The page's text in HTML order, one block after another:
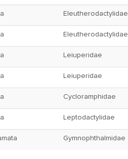
Eleutherodactylidae
Eleutherodactylidae
Leiuperidae
Leiuperidae
Cycloramphidae
Leptodactylidae
Gymnophthalmidae